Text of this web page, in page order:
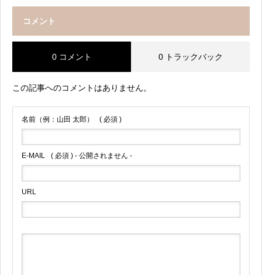
コメント
0 コメント 0 トラックバック
この記事へのコメントはありません。
名前（例：山田 太郎） ( 必須 )
E-MAIL ( 必須 ) - 公開されません -
URL